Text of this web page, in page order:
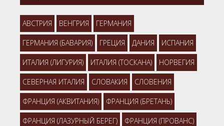
АВСТРИЯ ВЕНГРИЯ ГЕРМАНИЯ
ГЕРМАНИЯ (БАВАРИЯ) ГРЕЦИЯ ДАНИЯ ИСПАНИЯ
ИТАЛИЯ (ЛИГУРИЯ) ИТАЛИЯ (ТОСКАНА) НОРВЕГИЯ
СЕВЕРНАЯ ИТАЛИЯ СЛОВАКИЯ СЛОВЕНИЯ
ФРАНЦИЯ (АКВИТАНИЯ) ФРАНЦИЯ (БРЕТАНЬ)
ФРАНЦИЯ (ЛАЗУРНЫЙ БЕРЕГ) ФРАНЦИЯ (ПРОВАНС)